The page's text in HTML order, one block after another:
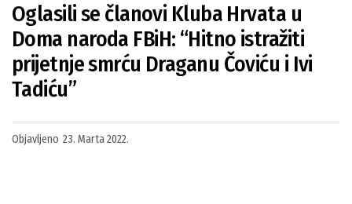
Oglasili se članovi Kluba Hrvata u
Doma naroda FBiH: “Hitno istražiti
prijetnje smrću Draganu Čoviću i Ivi
Tadiću”
Objavljeno 23. Marta 2022.